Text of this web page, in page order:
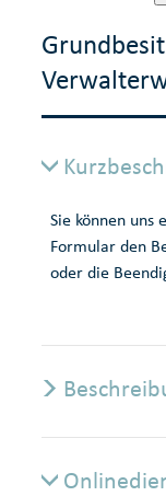
Sie können uns
Formular den
oder die